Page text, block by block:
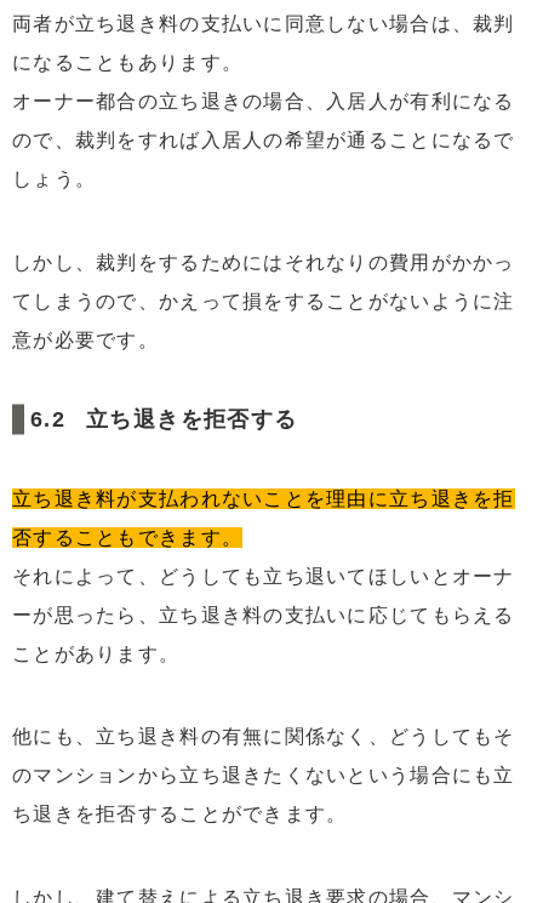
両者が立ち退き料の支払いに同意しない場合は、裁判
になることもあります。
オーナー都合の立ち退きの場合、入居人が有利になる
ので、裁判をすれば入居人の希望が通ることになるで
しょう。
しかし、裁判をするためにはそれなりの費用がかかっ
てしまうので、かえって損をすることがないように注
意が必要です。
立ち退きを拒否する
立ち退き料が支払われないことを理由に立ち退きを拒
否することもできます。
それによって、どうしても立ち退いてほしいとオーナ
ーが思ったら、立ち退き料の支払いに応じてもらえる
ことがあります。
他にも、立ち退き料の有無に関係なく、どうしてもそ
のマンションから立ち退きたくないという場合にも立
ち退きを拒否することができます。
しかし、建て替えによる立ち退き要求の場合、マンシ